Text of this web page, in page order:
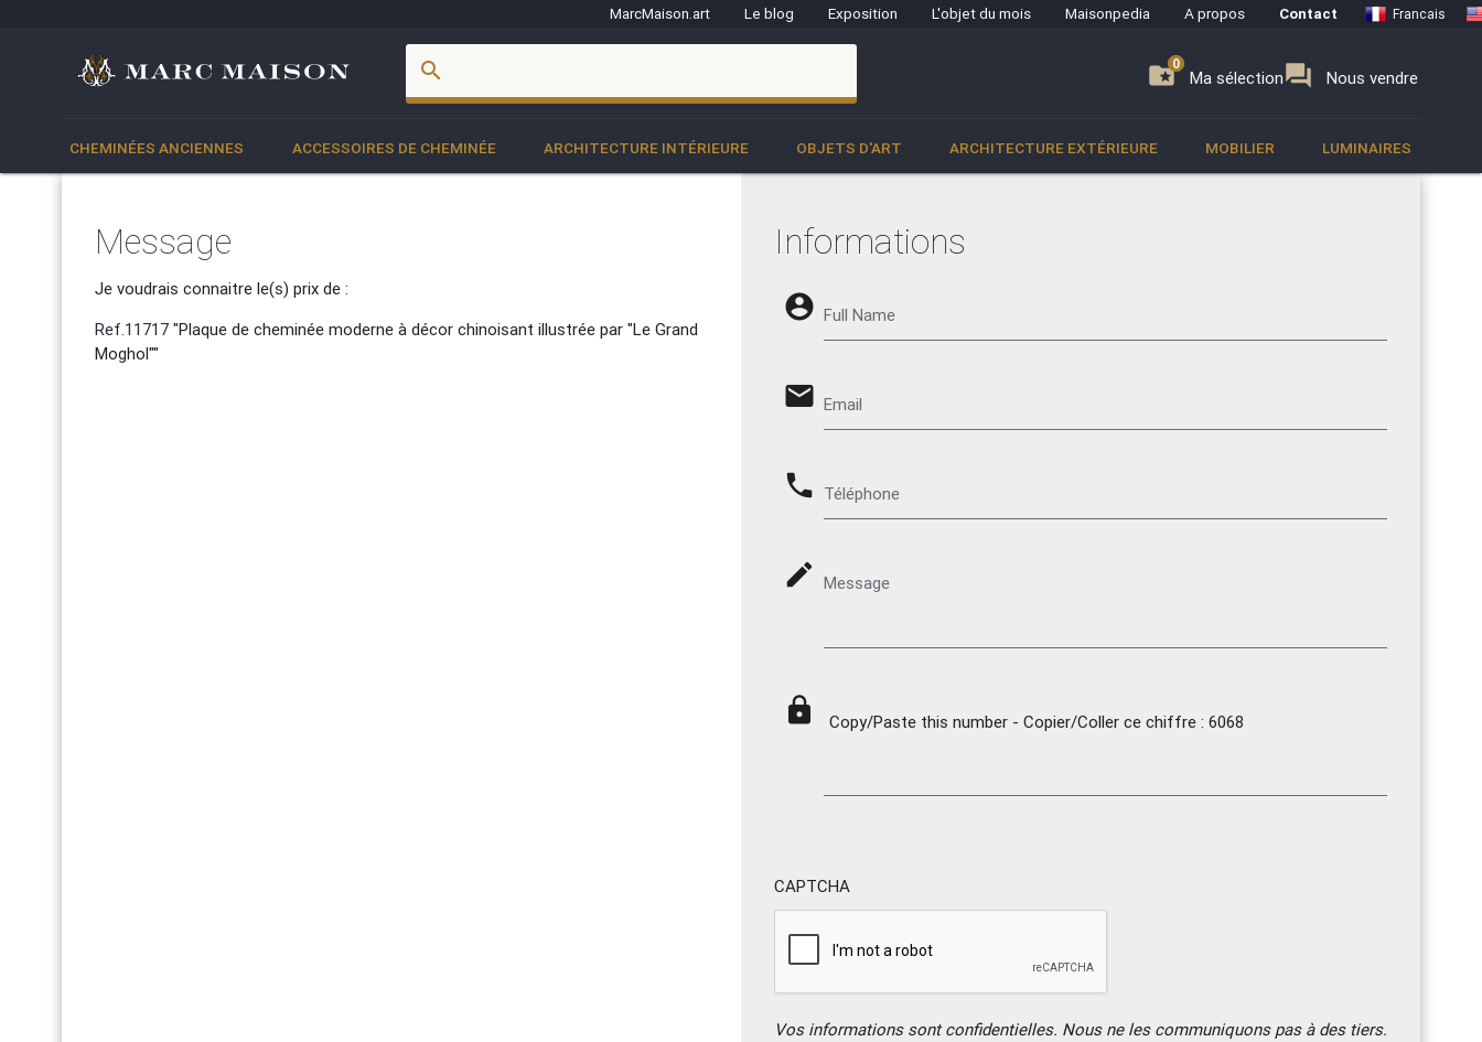
MarcMaison.art Le blog Exposition L'objet du mois Maisonpedia A propos Contact Francais
search folder_special Ma sélection
0 forum Nous vendre
0
CHEMINÉES ANCIENNES ACCESSOIRES DE CHEMINÉE ARCHITECTURE INTÉRIEURE OBJETS D'ART ARCHITECTURE EXTÉRIEURE MOBILIER LUMINAIRES
Message
Je voudrais connaitre le(s) prix de :
Ref.11717 "Plaque de cheminée moderne à décor chinoisant illustrée par "Le Grand
Moghol""
Informations
account_circle Full Name
email Email
phone Téléphone
mode_edit Message
lock Copy/Paste this number - Copier/Coller ce chiffre : 6068
CAPTCHA
Vos informations sont confidentielles. Nous ne les communiquons pas à des tiers.